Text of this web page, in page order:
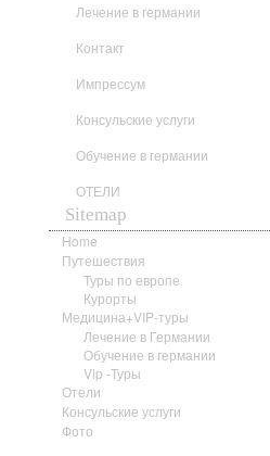
Лечение в германии
Контакт
Импрессум
Консульские услуги
Обучение в германии
ОТЕЛИ
Sitemap
Home
Путешествия
Туры по европе
Курорты
Медицина+VIP-туры
Лечение в Германии
Обучение в германии
Vip -Туры
Отели
Консульские услуги
Фото